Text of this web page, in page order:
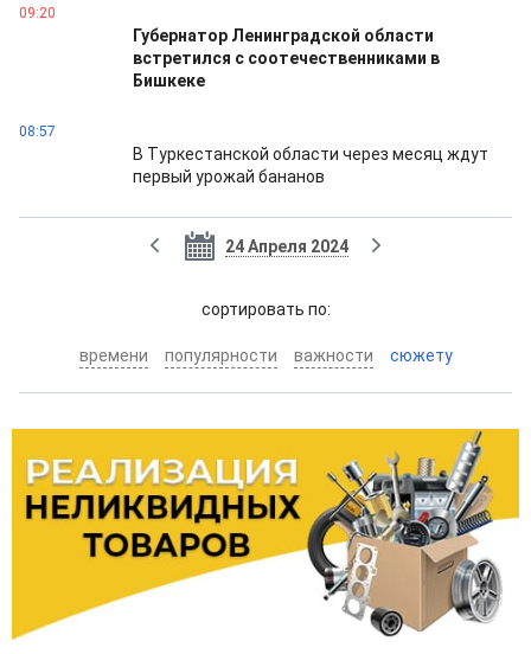
09:20
Губернатор Ленинградской области
встретился с соотечественниками в
Бишкеке
08:57
В Туркестанской области через месяц ждут
первый урожай бананов
24 Апреля 2024
cортировать по:
времени популярности важности сюжету